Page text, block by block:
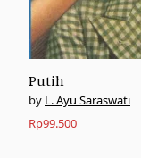
Putih
L. Ayu Saraswati
Rp99.500